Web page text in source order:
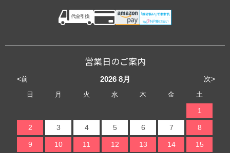
営業日のご案内
<前 次>
2026 8月
日 月 火 水 木 金 土
1
2 3 4 5 6 7 8
9 10 11 12 13 14 15